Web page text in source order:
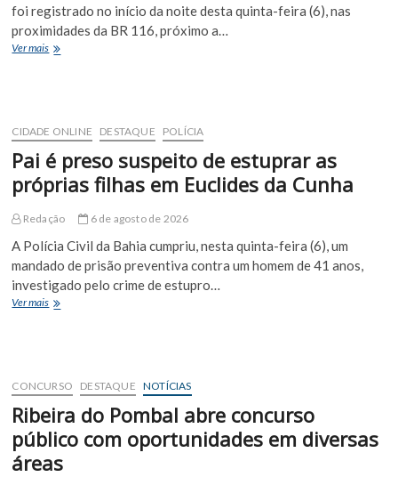
foi registrado no início da noite desta quinta-feira (6), nas
proximidades da BR 116, próximo a…
Ver maisMotociclista
com
ônibus
escolar
Euclides
Cunha
CIDADE ONLINE DESTAQUE POLÍCIA
Pai é preso suspeito de estuprar as
próprias filhas em Euclides da Cunha
Redação 6 de agosto de 2026
A Polícia Civil da Bahia cumpriu, nesta quinta-feira (6), um
mandado de prisão preventiva contra um homem de 41 anos,
investigado pelo crime de estupro…
Ver maisPai
estuprar
as
próprias
filhas
em
Euclides
CONCURSO DESTAQUE NOTÍCIAS
Ribeira do Pombal abre concurso
público com oportunidades em diversas
áreas